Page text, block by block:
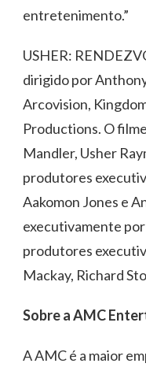
entretenimento.”
USHER:
dirigido por
Arcovision,
Productions. O
Mandler, Usher
produtores
Aakomon Jones e
executivamente
produtores
Mackay, Richard
Sobre a AMC
A AMC é a maior